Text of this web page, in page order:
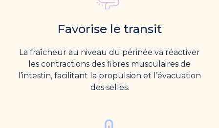
Favorise le transit
La fraîcheur au niveau du périnée va réactiver
les contractions des fibres musculaires de
l’intestin, facilitant la propulsion et l’évacuation
des selles.